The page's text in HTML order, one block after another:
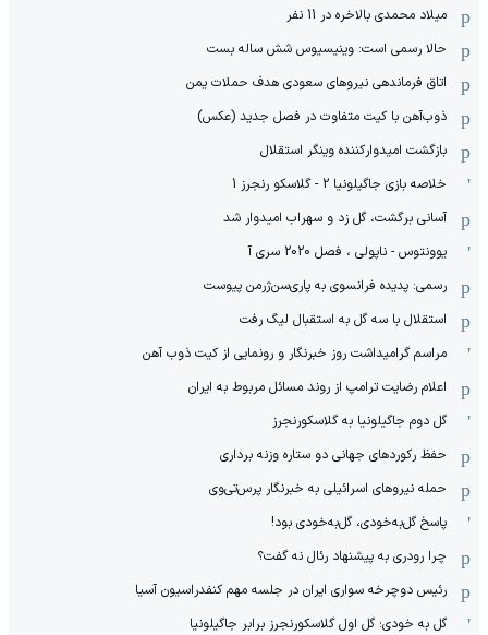
میلاد محمدی بالاخره در 11 نفر
حالا رسمی است: وینیسیوس شش ساله بست
اتاق فرماندهی نیروهای سعودی هدف حملات یمن
ذوب‌آهن با کیت متفاوت در فصل جدید (عکس)
بازگشت امیدوارکننده وینگر استقلال
خلاصه بازی جاگیلونیا 2 - گلاسکو رنجرز 1
آسانی برگشت، گل زد و سهراب امیدوار شد
یوونتوس - ناپولی ، فصل 2020 سری آ
رسمی: پدیده فرانسوی به پاری‌سن‌ژرمن پیوست
استقلال با سه گل به استقبال لیگ رفت
مراسم گرامیداشت روز خبرنگار و رونمایی از کیت ذوب آهن
اعلام رضایت ترامپ از روند مسائل مربوط به ایران
گل دوم جاگیلونیا به گلاسکورنجرز
حفظ رکوردهای جهانی دو ستاره وزنه برداری
حمله نیروهای اسرائیلی به خبرنگار پرس‌تی‌وی
پاسخ گل‌به‌خودی، گل‌به‌خودی بود!
چرا رودری به پیشنهاد رئال نه گفت؟
رئیس دوچرخه سواری ایران در جلسه مهم کنفدراسیون آسیا
گل به خودی؛ گل اول گلاسکورنجرز برابر جاگیلونیا